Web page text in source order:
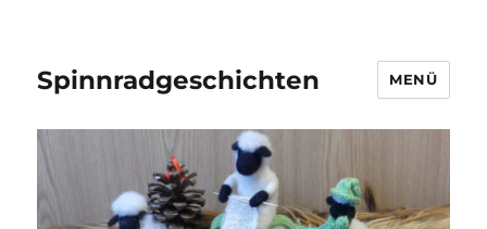
Spinnradgeschichten MENÜ